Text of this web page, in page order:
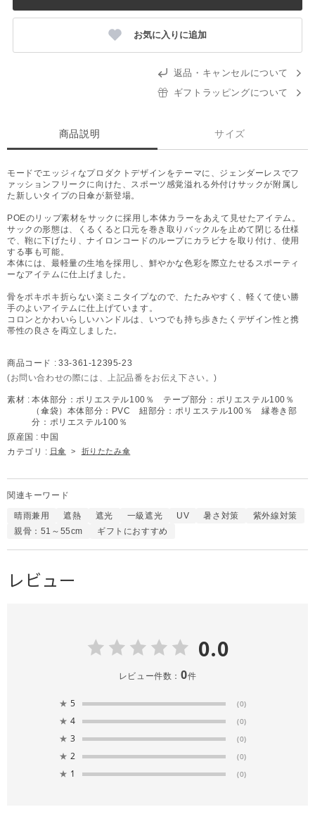
お気に入りに追加
返品・キャンセルについて
ギフトラッピングについて
商品説明 サイズ
モードでエッジィなプロダクトデザインをテーマに、ジェンダーレスでフ
ァッションフリークに向けた、スポーツ感覚溢れる外付けサックが附属し
た新しいタイプの日傘が新登場。
POEのリップ素材をサックに採用し本体カラーをあえて見せたアイテム。
サックの形態は、くるくると口元を巻き取りバックルを止めて閉じる仕様
で、鞄に下げたり、ナイロンコードのループにカラビナを取り付け、使用
する事も可能。
本体には、最軽量の生地を採用し、鮮やかな色彩を際立たせるスポーティ
ーなアイテムに仕上げました。
骨をポキポキ折らない楽ミニタイプなので、たたみやすく、軽くて使い勝
手のよいアイテムに仕上げています。
コロンとかわいらしいハンドルは、いつでも持ち歩きたくデザイン性と携
帯性の良さを両立しました。
商品コード : 33-361-12395-23
(お問い合わせの際には、上記品番をお伝え下さい。)
素材 : 本体部分：ポリエステル100％ テープ部分：ポリエステル100％
（傘袋）本体部分：PVC 紐部分：ポリエステル100％ 縁巻き部
分：ポリエステル100％
原産国 : 中国
カテゴリ : 日傘 > 折りたたみ傘
関連キーワード
晴雨兼用 遮熱 遮光 一級遮光 UV 暑さ対策
紫外線対策
親骨：51～55cm
ギフトにおすすめ
レビュー
0.0
レビュー件数： 0件
★ 5 (0)
★ 4 (0)
★ 3 (0)
★ 2 (0)
★ 1 (0)